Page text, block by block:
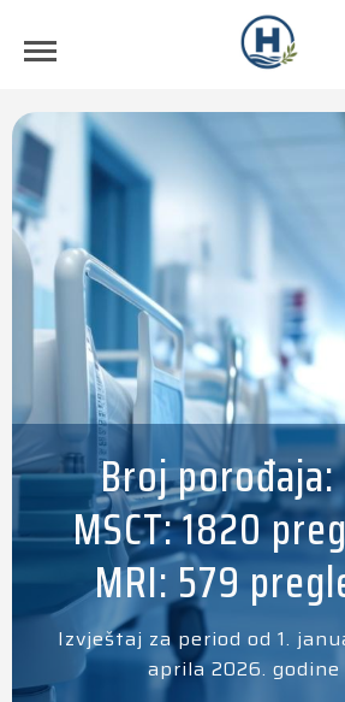
Broj
MSCT: 1820
MRI: 579
Izvještaj za period od 1.
aprila 2026. godine